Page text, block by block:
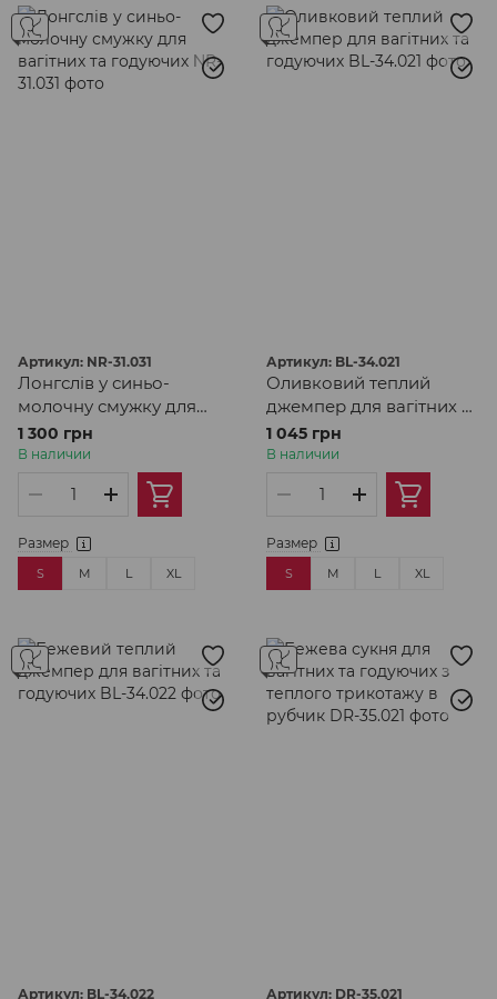
Артикул: NR-31.031
Лонгслів у синьо-
молочну смужку для
вагітних та годуючих
1 300 грн
В наличии
Размер
S M L XL
Артикул: BL-34.021
Оливковий теплий
джемпер для вагітних та
годуючих
1 045 грн
В наличии
Размер
S M L XL
Артикул: BL-34.022 Артикул: DR-35.021